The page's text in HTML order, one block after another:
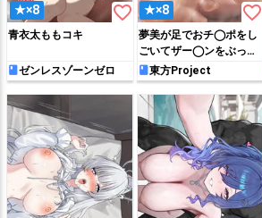
★×8 favorite_border
青衣太ももコキ
ゼンレスゾーンゼロ
★×8 favorite_border
夢美が足でおチ◯ポをし
ごいてザー◯ンをぶっか
けられちゃう!!
東方Project